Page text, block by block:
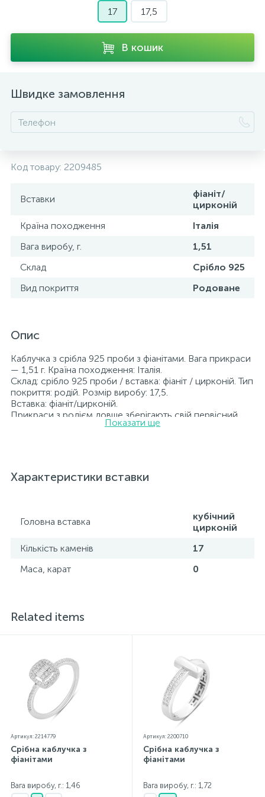
17
17,5
В кошик
Швидке замовлення
Код товару: 2209485
Вставки
фіаніт/
цирконій
Країна походження
Італія
Вага виробу, г.
1,51
Склад
Срібло 925
Вид покриття
Родоване
Опис
Каблучка з срібла 925 проби з фіанітами. Вага прикраси
— 1,51 г. Країна походження: Італія.
Склад: срібло 925 проби / вставка: фіаніт / цирконій. Тип
покриття: родій. Розмір виробу: 17,5.
Вставка: фіаніт/цирконій.
Прикраси з родієм довше зберігають свій первісний
вигляд, а саме колір і блиск металу. Усі ювелірні вироби,
зазначено відповідну пробу. До кожної ювелірної
прикраси додається бирка із зазначенням усіх
кольорів екраном
Показати ще
Характеристики вставки
Головна вставка
кубічний
цирконій
Кількість каменів
17
Маса, карат
0
Related items
Артикул: 2214779
Срібна каблучка з
фіанітами
Вага виробу, г.: 1,46
Артикул: 2200710
Срібна каблучка з
фіанітами
Вага виробу, г.: 1,72